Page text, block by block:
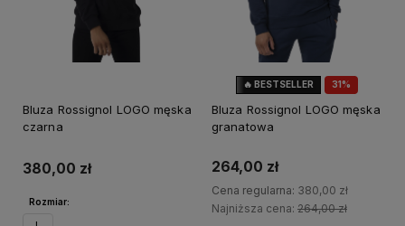
Bluza Rossignol LOGO męska
czarna
380,00 zł
Rozmiar:
31%
🔥 BESTSELLER
Bluza Rossignol LOGO męska
granatowa
264,00 zł
Cena regularna: 380,00 zł
Najniższa cena: 264,00 zł